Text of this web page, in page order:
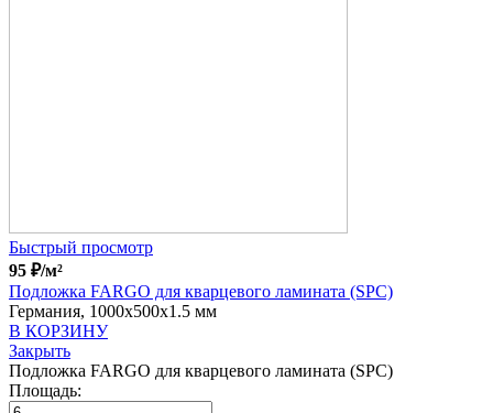
Быстрый просмотр
95 ₽/м²
Подложка FARGO для кварцевого ламината (SPC)
Германия, 1000x500x1.5 мм
В КОРЗИНУ
Закрыть
Подложка FARGO для кварцевого ламината (SPC)
Площадь: